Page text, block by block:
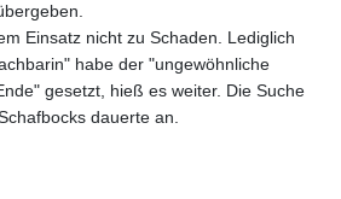
Einsatz nicht zu Schaden. Lediglich
habe der "ungewöhnliche
gesetzt, hieß es weiter. Die Suche
dauerte an.